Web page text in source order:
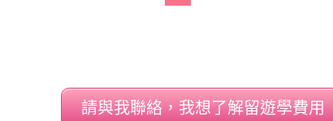
請與我聯絡，我想了解留遊學費用